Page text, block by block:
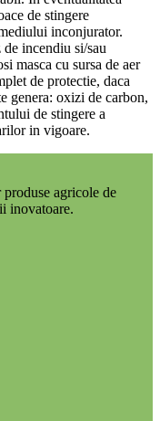
de stingere
inconjurator.
incendiu si/sau
masca cu sursa de aer
de protectie, daca
genera: oxizi de carbon,
de stingere a
in vigoare.
agricole de
inovatoare.